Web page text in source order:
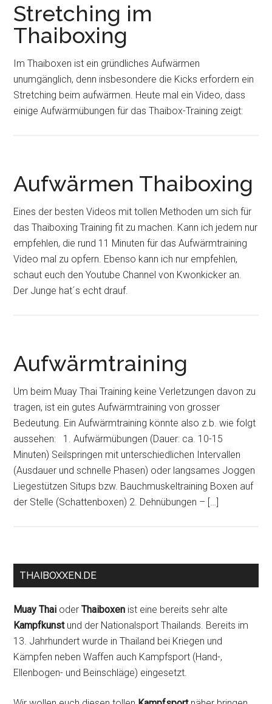
Stretching im
Thaiboxing
Im Thaiboxen ist ein gründliches Aufwärmen
unumgänglich, denn insbesondere die Kicks erfordern ein
Stretching beim aufwärmen. Heute mal ein Video, dass
einige Aufwärmübungen für das Thaibox-Training zeigt:
Aufwärmen Thaiboxing
Eines der besten Videos mit tollen Methoden um sich für
das Thaiboxing Training fit zu machen. Kann ich jedem nur
empfehlen, die rund 11 Minuten für das Aufwärmtraining
Video mal zu opfern. Ebenso kann ich nur empfehlen,
schaut euch den Youtube Channel von Kwonkicker an.
Der Junge hat´s echt drauf.
Aufwärmtraining
Um beim Muay Thai Training keine Verletzungen davon zu
tragen, ist ein gutes Aufwärmtraining von grosser
Bedeutung. Ein Aufwärmtraining könnte also z.b. wie folgt
aussehen: 1. Aufwärmübungen (Dauer: ca. 10-15
Minuten) Seilspringen mit unterschiedlichen Intervallen
(Ausdauer und schnelle Phasen) oder langsames Joggen
Liegestützen Situps bzw. Bauchmuskeltraining Boxen auf
der Stelle (Schattenboxen) 2. Dehnübungen – […]
THAIBOXXEN.DE
Muay Thai oderThaiboxen ist eine bereits sehr alte
Kampfkunstund der Nationalsport Thailands. Bereits im
13. Jahrhundert wurde in Thailand bei Kriegen und
Kämpfen neben Waffen auch Kampfsport (Hand-,
Ellenbogen- und Beinschläge) eingesetzt.